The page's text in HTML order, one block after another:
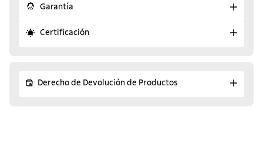
Garantía
Certificación
Derecho de Devolución de Productos